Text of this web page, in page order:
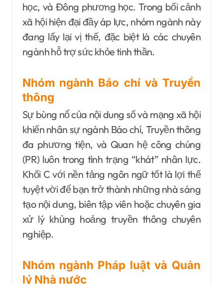
học, và Đông phương học. Trong bối cảnh
xã hội hiện đại đầy áp lực, nhóm ngành này
đang lấy lại vị thế, đặc biệt là các chuyên
ngành hỗ trợ sức khỏe tinh thần.
Nhóm ngành Báo chí và Truyền
thông
Sự bùng nổ của nội dung số và mạng xã hội
khiến nhân sự ngành Báo chí, Truyền thông
đa phương tiện, và Quan hệ công chúng
(PR) luôn trong tình trạng “khát” nhân lực.
Khối C với nền tảng ngôn ngữ tốt là lợi thế
tuyệt vời để bạn trở thành những nhà sáng
tạo nội dung, biên tập viên hoặc chuyên gia
xử lý khủng hoảng truyền thông chuyên
nghiệp.
Nhóm ngành Pháp luật và Quản
lý Nhà nước